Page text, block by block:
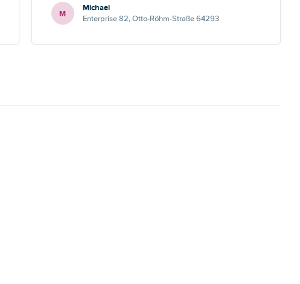
M Michael
Enterprise 82, Otto-Röhm-Straße 64293